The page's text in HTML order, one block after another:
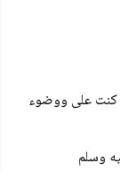
كنت على ووضوء
وسلم